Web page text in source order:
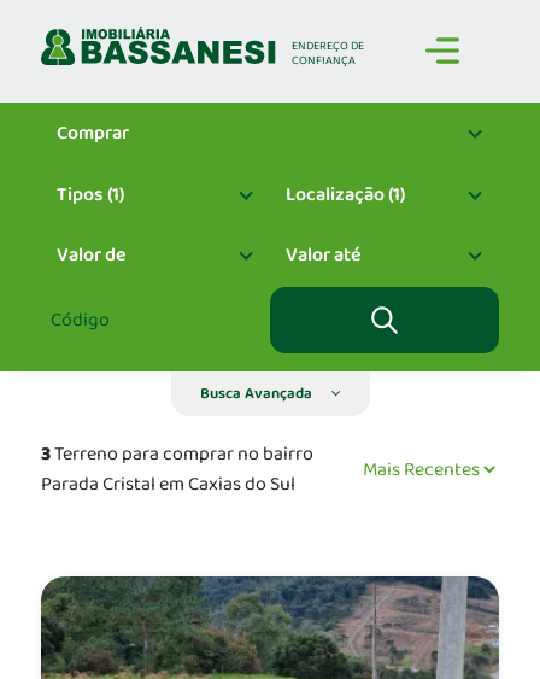
ENDEREÇODE
CONFIANÇA
Comprar
Tipos (1) Localização (1)
Valor de Valor até
Busca Avançada
3Terreno para comprar no bairro
Parada Cristal em Caxias do Sul